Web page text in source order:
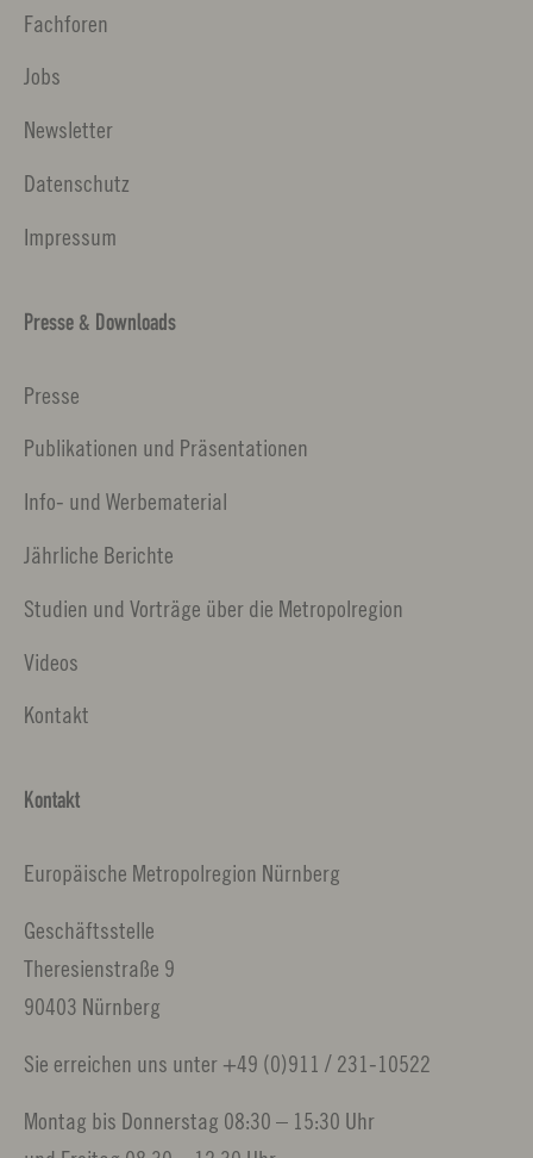
Fachforen
Jobs
Newsletter
Datenschutz
Impressum
Presse & Downloads
Presse
Publikationen und Präsentationen
Info- und Werbematerial
Jährliche Berichte
Studien und Vorträge über die Metropolregion
Videos
Kontakt
Kontakt
Europäische Metropolregion Nürnberg
Geschäftsstelle
Theresienstraße 9
90403 Nürnberg
Sie erreichen uns unter +49 (0)911 / 231-10522
Montag bis Donnerstag 08:30 – 15:30 Uhr